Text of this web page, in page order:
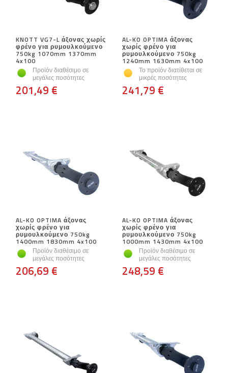
KNOTT VG7-L άξονας χωρίς
φρένο για ρυμουλκούμενο
750kg 1070mm 1370mm
4x100
Προϊόν διαθέσιμο σε
μεγάλες ποσότητες
201,49 €
AL-KO OPTIMA άξονας
χωρίς φρένο για
ρυμουλκούμενο 750kg
1240mm 1630mm 4x100
Το προϊόν διατίθεται σε
μικρές ποσότητες
241,79 €
AL-KO OPTIMA άξονας
χωρίς φρένο για
ρυμουλκούμενο 750kg
1400mm 1830mm 4x100
Προϊόν διαθέσιμο σε
μεγάλες ποσότητες
206,69 €
AL-KO OPTIMA άξονας
χωρίς φρένο για
ρυμουλκούμενο 750kg
1000mm 1430mm 4x100
Προϊόν διαθέσιμο σε
μεγάλες ποσότητες
248,59 €